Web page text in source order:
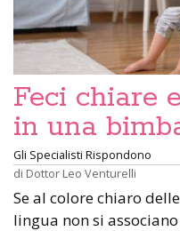
Feci chiare
in una
Gli Specialisti Rispondono
di Dottor Leo Venturelli
Se al colore chiaro
lingua non si